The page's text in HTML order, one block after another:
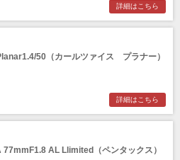
詳細はこちら
50（カールツァイス プラナー）
詳細はこちら
77mmF1.8 AL Llimited（ペンタックス）